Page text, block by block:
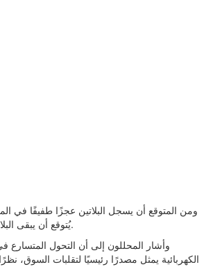
ومن المتوقع أن يسجل البلاتين عجزًا طفيفًا في
يُتوقع أن يبقى البلاديوم في فائض محدود.
وأشار المحللون إلى أن التحول المتسارع
الكهربائية يمثل مصدرًا رئيسيًا لتقلبات السوق،